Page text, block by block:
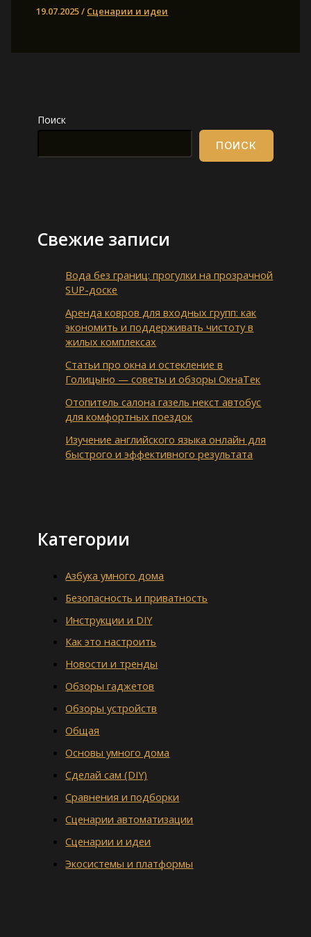
19.07.2025/ Сценарии и идеи
Поиск
ПОИСК
Свежие записи
Вода без границ: прогулки на прозрачной
SUP-доске
Аренда ковров для входных групп: как
экономить и поддерживать чистоту в
жилых комплексах
Статьи про окна и остекление в
Голицыно — советы и обзоры ОкнаТек
Отопитель салона газель некст автобус
для комфортных поездок
Изучение английского языка онлайн для
быстрого и эффективного результата
Категории
Азбука умного дома
Безопасность и приватность
Инструкции и DIY
Как это настроить
Новости и тренды
Обзоры гаджетов
Обзоры устройств
Общая
Основы умного дома
Сделай сам (DIY)
Сравнения и подборки
Сценарии автоматизации
Сценарии и идеи
Экосистемы и платформы